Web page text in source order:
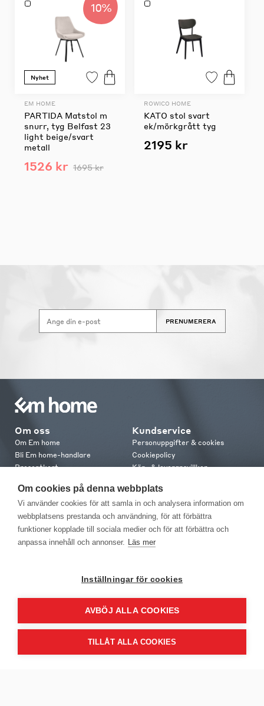
10%
Nyhet
EM HOME
PARTIDA Matstol m
snurr, tyg Belfast 23
light beige/svart
metall
1526 kr 1695 kr
ROWICO HOME
KATO stol svart
ek/mörkgrått tyg
2195 kr
PRENUMERERA
Om oss
Om Em home
Bli Em home-handlare
Presentkort
Em home Club
Medlemsvillkor
Kundservice
Personuppgifter & cookies
Cookiepolicy
Köp- & leveransvillkor
Retur & reklamation
Kontakt
Kontakta oss
Om cookies på denna webbplats
Vi använder cookies för att samla in och analysera information om
webbplatsens prestanda och användning, för att förbättra
funktioner kopplade till sociala medier och för att förbättra och
anpassa innehåll och annonser. Läs mer
Inställningar för cookies
AVBÖJ ALLA COOKIES
TILLÅT ALLA COOKIES